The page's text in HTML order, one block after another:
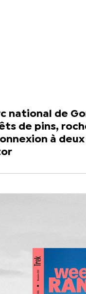
national de
de pins,
à deux